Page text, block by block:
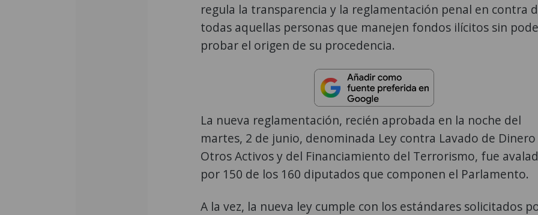
regula la transparencia y la reglamentación penal en contra
todas aquellas personas que manejen fondos ilícitos sin
probar el origen de su procedencia.
La nueva reglamentación, recién aprobada en la noche del
martes, 2 de junio, denominada Ley contra Lavado de
Otros Activos y del Financiamiento del Terrorismo, fue
por 150 de los 160 diputados que componen el Parlamento.
A la vez, la nueva ley cumple con los estándares solicitados